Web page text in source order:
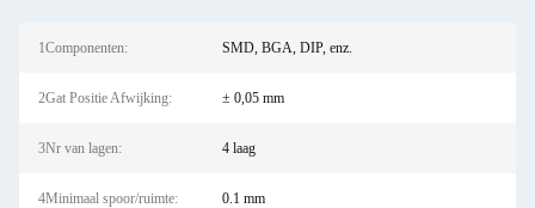
1Componenten: SMD, BGA, DIP, enz.
2Gat Positie Afwijking: ± 0,05 mm
3Nr van lagen: 4 laag
4Minimaal spoor/ruimte: 0.1 mm